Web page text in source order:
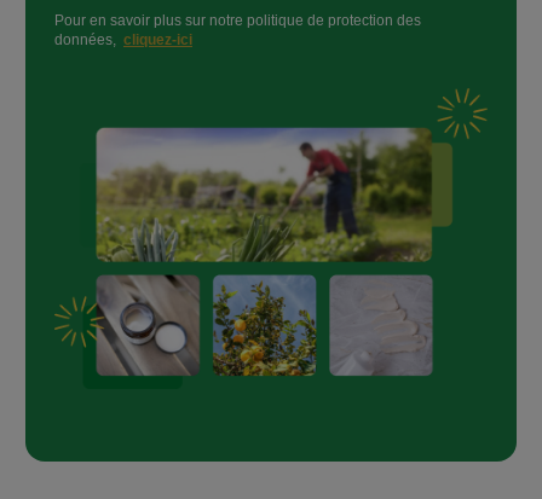
Pour en savoir plus sur notre politique de protection des
données, cliquez-ici